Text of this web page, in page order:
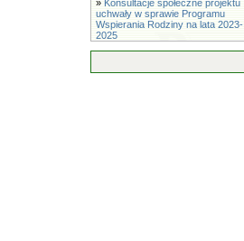
» Konsultacje społeczne projektu
uchwały w sprawie Programu
Wspierania Rodziny na lata 2023-
2025